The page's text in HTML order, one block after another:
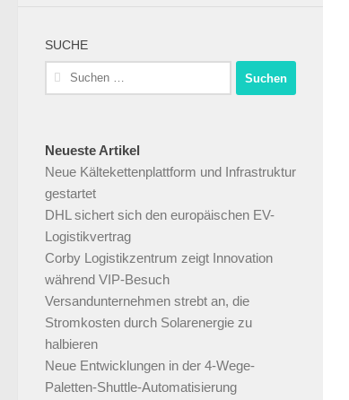
SUCHE
Suchen
nach:
Neueste Artikel
Neue Kältekettenplattform und Infrastruktur
gestartet
DHL sichert sich den europäischen EV-
Logistikvertrag
Corby Logistikzentrum zeigt Innovation
während VIP-Besuch
Versandunternehmen strebt an, die
Stromkosten durch Solarenergie zu
halbieren
Neue Entwicklungen in der 4-Wege-
Paletten-Shuttle-Automatisierung